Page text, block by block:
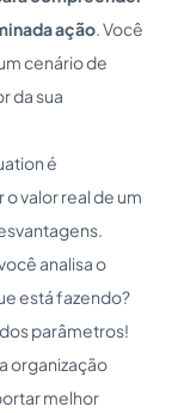
ação. Você
cenário de
da sua
é
valor real de um
analisa o
está fazendo?
parâmetros!
organização
melhor